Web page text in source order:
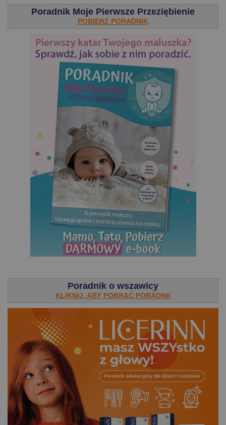
Poradnik Moje Pierwsze Przeziębienie
POBIERZ PORADNIK
Poradnik o wszawicy
KLIKNIJ, ABY POBRAĆ PORADNK